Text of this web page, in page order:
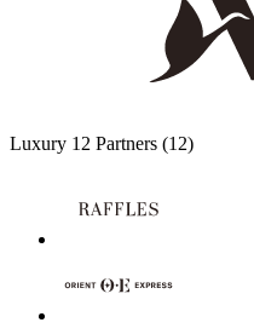
Luxury 12 Partners (12)